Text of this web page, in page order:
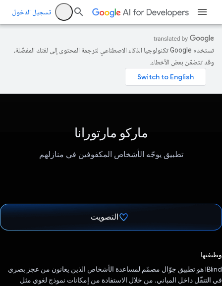
تسجيل الدخول
تستخدم Google تكنولوجيا الذكاء الاصطناعي لترجمة المحتوى إلى لغتك المفضّلة،
وقد تتضمّن بعض الأخطاء.
ماركو مارتورانا
تطبيق يوجّه الأشخاص المكفوفين في منازلهم
التصويت
وظيفتها
‫IBlind هو تطبيق جوّال مصمّم لمساعدة الأشخاص الذين يعانون من عجز بصري
في التنقّل داخل المباني. من خلال الاستفادة من إمكانات نموذج لغوي مثل